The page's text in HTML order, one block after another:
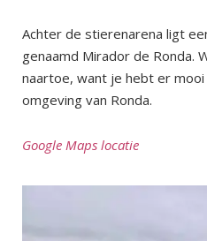
Achter de stierenarena ligt
genaamd Mirador de Ronda.
naartoe, want je hebt er
omgeving van Ronda.
Google Maps locatie